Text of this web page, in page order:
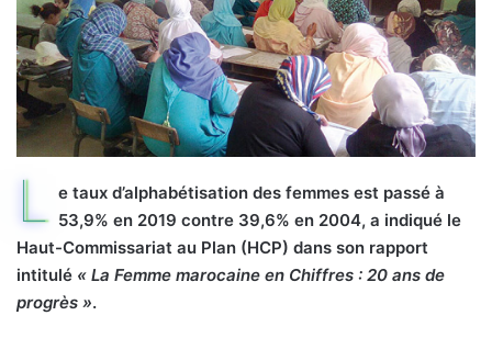
L e taux d’alphabétisation des femmes est passé à
53,9% en 2019 contre 39,6% en 2004, a indiqué le
Haut-Commissariat au Plan (HCP) dans son rapport
intitulé « La Femme marocaine en Chiffres : 20 ans de
progrès ».